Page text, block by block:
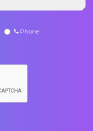
Phone